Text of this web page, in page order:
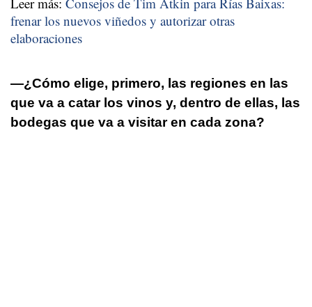
frenar los nuevos viñedos y autorizar otras
elaboraciones
—¿Cómo elige, primero, las regiones en las
que va a catar los vinos y, dentro de ellas, las
bodegas que va a visitar en cada zona?